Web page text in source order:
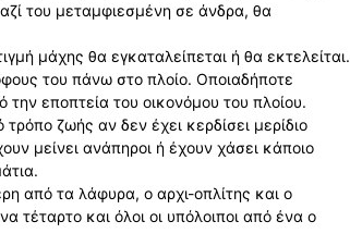
του μεταμφιεσμένη σε άνδρα, θα
μάχης θα εγκαταλείπεται ή θα εκτελείται.
του πάνω στο πλοίο. Οποιαδήποτε
εποπτεία του οικονόμου του πλοίου.
ζωής αν δεν έχει κερδίσει μερίδιο
μείνει ανάπηροι ή έχουν χάσει κάποιο
από τα λάφυρα, ο αρχι-οπλίτης και ο
τέταρτο και όλοι οι υπόλοιποι από ένα ο